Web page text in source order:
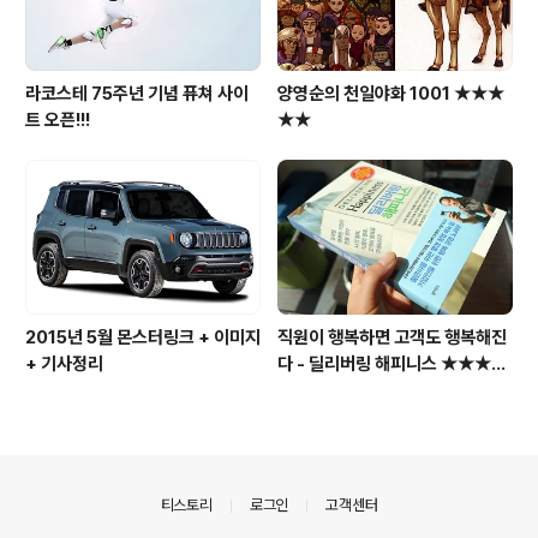
라코스테 75주년 기념 퓨쳐 사이
트 오픈!!!
양영순의 천일야화 1001 ★★★
★★
2015년 5월 몬스터링크 + 이미지
+ 기사정리
직원이 행복하면 고객도 행복해진
다 - 딜리버링 해피니스 ★★★★
티스토리 로그인 고객센터